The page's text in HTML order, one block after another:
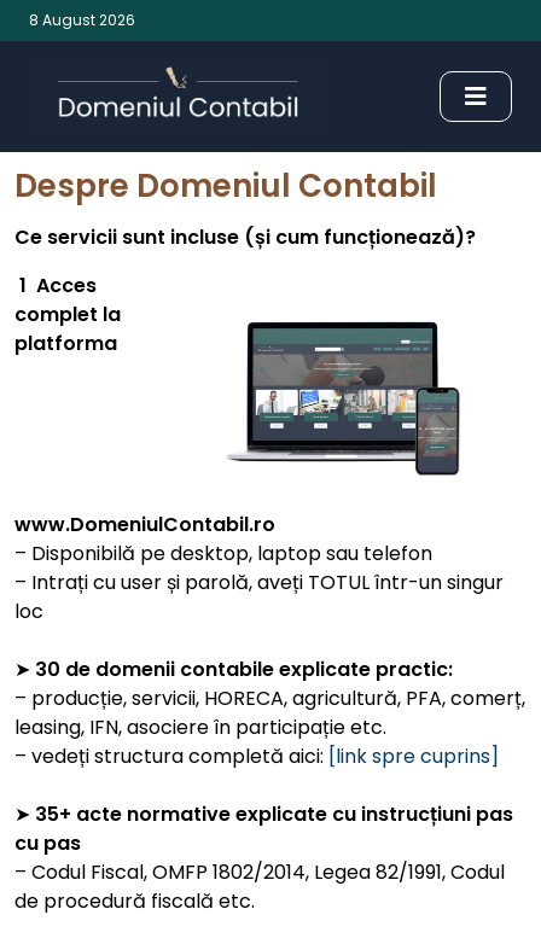
8 August 2026
Despre Domeniul Contabil
Ce servicii sunt incluse (și cum funcționează)?
1 Acces
complet la
platforma
www.DomeniulContabil.ro
– Disponibilă pe desktop, laptop sau telefon
– Intrați cu user și parolă, aveți TOTUL într-un singur
loc
➤ 30 de domenii contabile explicate practic:
– producție, servicii, HORECA, agricultură, PFA, comerț,
leasing, IFN, asociere în participație etc.
– vedeți structura completă aici: [link spre cuprins]
➤ 35+ acte normative explicate cu instrucțiuni pas
cu pas
– Codul Fiscal, OMFP 1802/2014, Legea 82/1991, Codul
de procedură fiscală etc.